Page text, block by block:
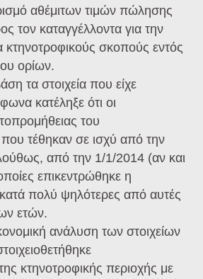
αθέμιτων τιμών πώλησης
τον καταγγέλλοντα για την
κτηνοτροφικούς σκοπούς εντός
ορίων.
τα στοιχεία που είχε
κατέληξε ότι οι
του
τέθηκαν σε ισχύ από την
από την 1/1/2014 (αν και
επικεντρώθηκε η
κατά πολύ ψηλότερες από αυτές
ετών.
ανάλυση των στοιχείων
κτηνοτροφικής περιοχής με